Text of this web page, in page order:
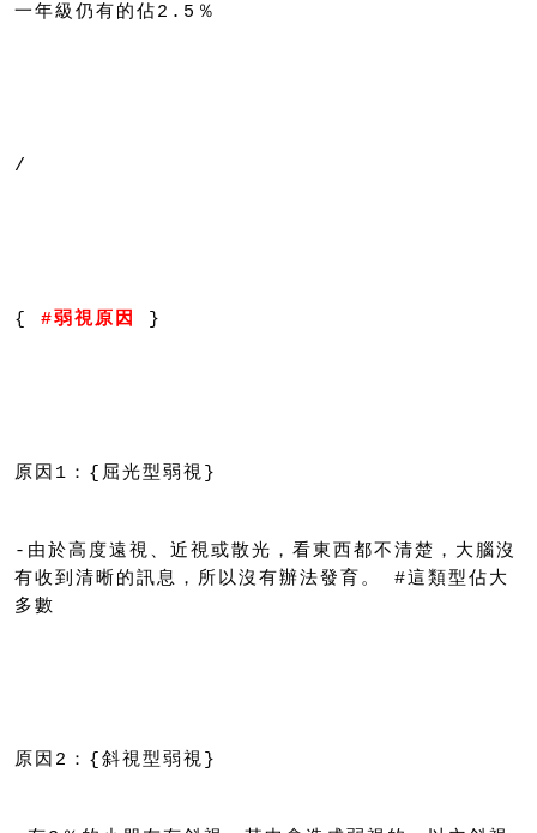
一年級仍有的佔2.5％
/
{ #弱視原因 }
原因1：{屈光型弱視}
-由於高度遠視、近視或散光，看東西都不清楚，大腦沒
有收到清晰的訊息，所以沒有辦法發育。 #這類型佔大
多數
原因2：{斜視型弱視}